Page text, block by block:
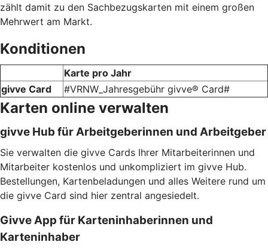
zählt damit zu den Sachbezugskarten mit einem großen
Mehrwert am Markt.
Konditionen
Karte pro Jahr
givve Card
#VRNW_Jahresgebühr givve® Card#
Karten online verwalten
givve Hub für Arbeitgeberinnen und Arbeitgeber
Sie verwalten die givve Cards Ihrer Mitarbeiterinnen und
Mitarbeiter kostenlos und unkompliziert im givve Hub.
Bestellungen, Kartenbeladungen und alles Weitere rund um
die givve Card sind hier zentral angesiedelt.
Givve App für Karteninhaberinnen und
Karteninhaber